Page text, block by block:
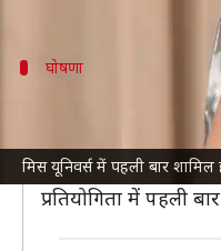
मिस यूनिवर्स में पहली बार
घोषणा
प्रतियोगिता में
रूमी ने पोस्ट के जरिए
उन्होंने इंस्टाग्राम पर
प्रतियोगिता में पहली